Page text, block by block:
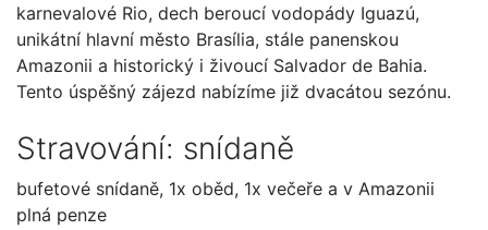
karnevalové Rio, dech beroucí vodopády Iguazú,
unikátní hlavní město Brasília, stále panenskou
Amazonii a historický i živoucí Salvador de Bahia.
Tento úspěšný zájezd nabízíme již dvacátou sezónu.
Stravování: snídaně
bufetové snídaně, 1x oběd, 1x večeře a v Amazonii
plná penze